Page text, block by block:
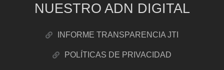
NUESTRO ADN DIGITAL
INFORME TRANSPARENCIA JTI
POLÍTICAS DE PRIVACIDAD